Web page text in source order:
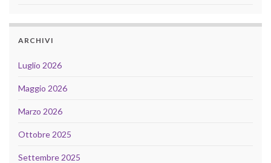
ARCHIVI
Luglio 2026
Maggio 2026
Marzo 2026
Ottobre 2025
Settembre 2025